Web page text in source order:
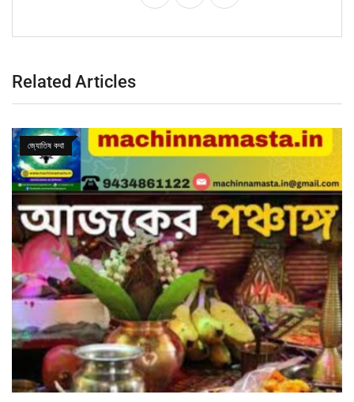
Related Articles
জ্যোতিষ কথা